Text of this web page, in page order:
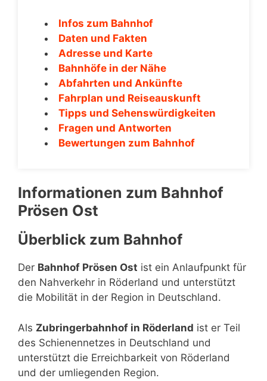
Infos zum Bahnhof
Daten und Fakten
Adresse und Karte
Bahnhöfe in der Nähe
Abfahrten und Ankünfte
Fahrplan und Reiseauskunft
Tipps und Sehenswürdigkeiten
Fragen und Antworten
Bewertungen zum Bahnhof
Informationen zum Bahnhof
Prösen Ost
Überblick zum Bahnhof
Der Bahnhof Prösen Ost ist ein Anlaufpunkt für
den Nahverkehr in Röderland und unterstützt
die Mobilität in der Region in Deutschland.
Als Zubringerbahnhof in Röderland ist er Teil
des Schienennetzes in Deutschland und
unterstützt die Erreichbarkeit von Röderland
und der umliegenden Region.